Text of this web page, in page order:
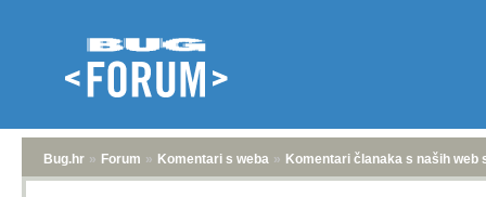
Bug.hr » Forum » Komentari s weba » Komentari članaka s naših web